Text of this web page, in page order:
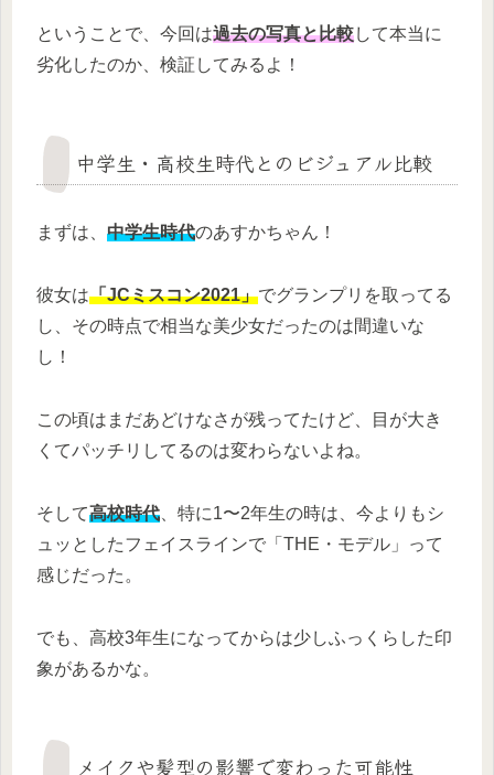
ということで、今回は過去の写真と比較して本当に
劣化したのか、検証してみるよ！
中学生・高校生時代とのビジュアル比較
まずは、 中学生時代のあすかちゃん！
彼女は「JCミスコン2021」でグランプリを取ってる
し、その時点で相当な美少女だったのは間違いな
し！
この頃はまだあどけなさが残ってたけど、目が大き
くてパッチリしてるのは変わらないよね。
そして高校時代 、特に1〜2年生の時は、今よりもシ
ュッとしたフェイスラインで「THE・モデル」って
感じだった。
でも、高校3年生になってからは少しふっくらした印
象があるかな。
メイクや髪型の影響で変わった可能性